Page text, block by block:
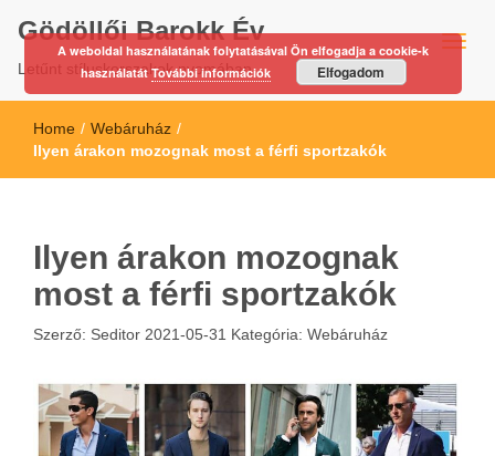
Gödöllői Barokk Év
Letűnt stíluskorszakok nyomában…
Home / Webáruház /
Ilyen árakon mozognak most a férfi sportzakók
Ilyen árakon mozognak
most a férfi sportzakók
Szerző: Seditor 2021-05-31 Kategória: Webáruház
A weboldal használatának folytatásával Ön elfogadja a cookie-k
használatátTovábbi információk Elfogadom